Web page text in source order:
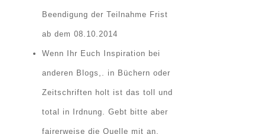
Beendigung der Teilnahme Frist
ab dem 08.10.2014
Wenn Ihr Euch Inspiration bei
anderen Blogs,. in Büchern oder
Zeitschriften holt ist das toll und
total in Irdnung. Gebt bitte aber
fairerweise die Quelle mit an.